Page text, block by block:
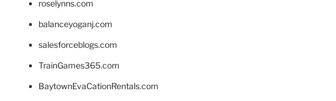
roselynns.com
balanceyoganj.com
salesforceblogs.com
TrainGames365.com
BaytownEvaCationRentals.com